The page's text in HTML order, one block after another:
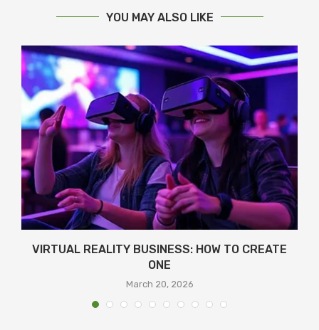
YOU MAY ALSO LIKE
VIRTUAL REALITY BUSINESS: HOW TO CREATE
ONE
March 20, 2026